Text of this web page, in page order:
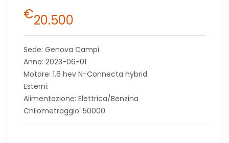
€20.500
Sede: Genova Campi
Anno: 2023-06-01
Motore: 1.6 hev N-Connecta hybrid
Esterni:
Alimentazione: Elettrica/Benzina
Chilometraggio: 50000